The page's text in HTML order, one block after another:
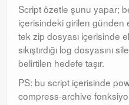
Watchguard
PHP & MySQL
PHP & MySQL
Exchange
Exchange
Script özetle şunu yapar;
içerisindeki girilen günden
tek zip dosyası içerisinde
sıkıştırdığı log dosyasını
belirtilen hedefe taşır.
PS: bu script içerisinde
compress-archive